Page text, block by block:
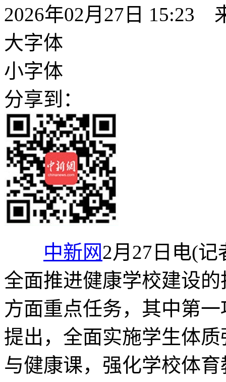
2026年02月27日 15:23
大字体
小字体
分享到：
中新网2月27日电(
全面推进健康学校建设
方面重点任务，其中第
提出，全面实施学生体
与健康课，强化学校体